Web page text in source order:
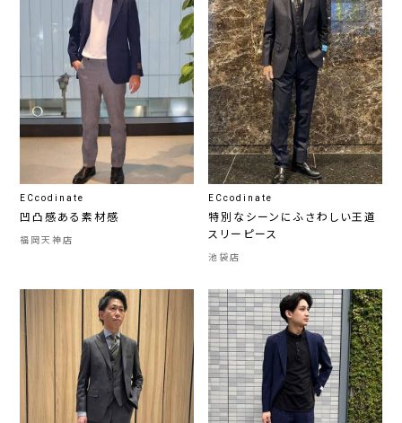
ECcodinate
凹凸感ある素材感
福岡天神店
ECcodinate
特別なシーンにふさわしい王道
スリーピース
池袋店